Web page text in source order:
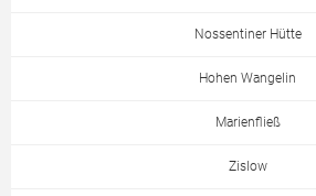
Nossentiner Hütte
Hohen Wangelin
Marienfließ
Zislow